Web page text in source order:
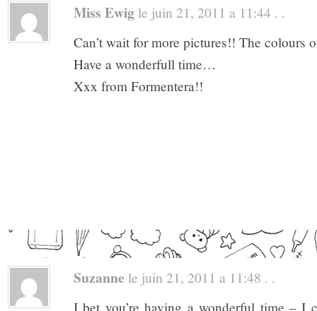
Miss Ewig le juin 21, 2011 a 11:44 . .
Can’t wait for more pictures!! The colours
Have a wonderfull time…
Xxx from Formentera!!
Suzanne le juin 21, 2011 a 11:48 . .
I bet you’re having a wonderful time – I